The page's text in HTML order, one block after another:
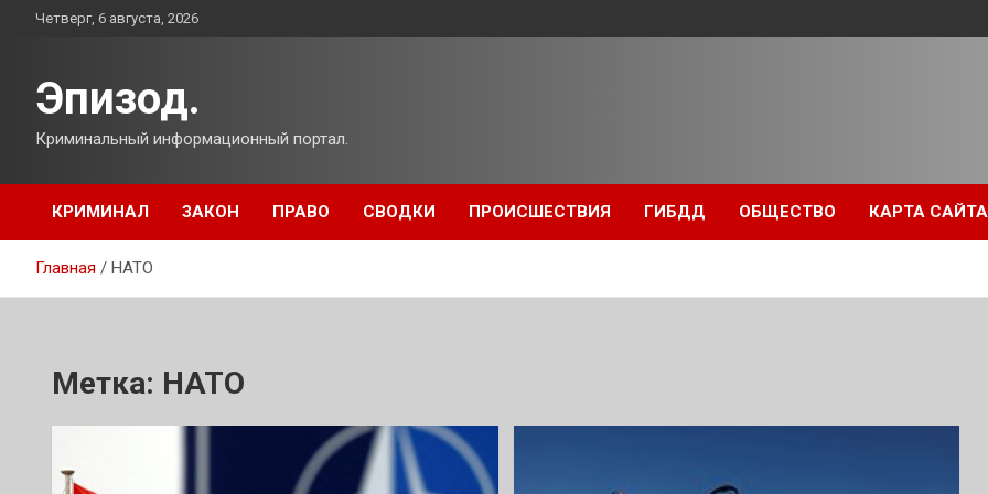
ПерейтиЧетверг, 6 августа, 2026
Эпизод.
Криминальный информационный портал.
КРИМИНАЛ ЗАКОН ПРАВО СВОДКИ ПРОИСШЕСТВИЯ ГИБДД ОБЩЕСТВО КАРТА САЙТА
Главная НАТО
Метка: НАТО